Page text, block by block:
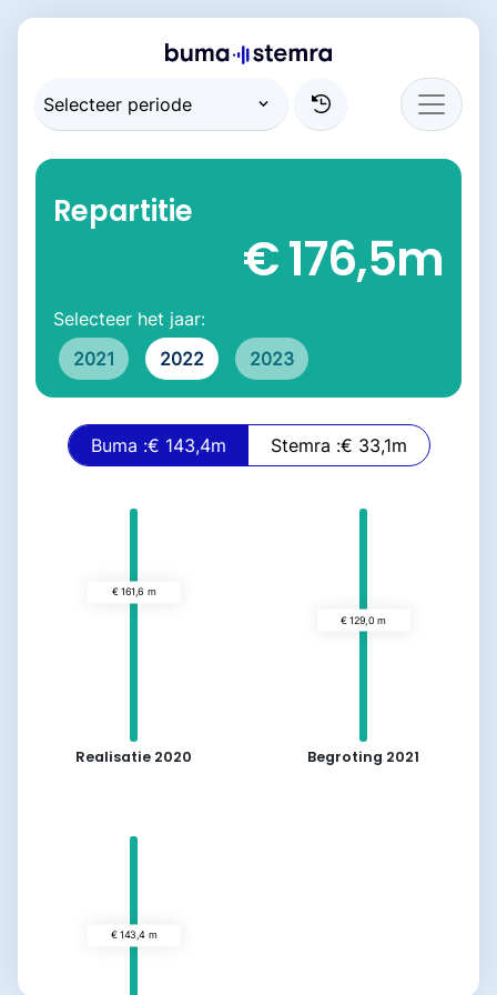
Repartitie
€ 176,5m
Selecteer het jaar:
2021
2022 2023
Buma :€ 143,4m Stemra :€ 33,1m
Realisatie 2020 Begroting 2021